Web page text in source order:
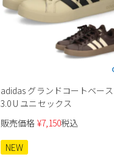
adidas グランドコートベース
3.0 U ユニセックス
販売価格 ¥7,150税込
NEW